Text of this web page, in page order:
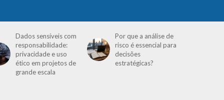
Dados sensíveis com
responsabilidade:
privacidade e uso
ético em projetos de
grande escala
Por que a análise de
risco é essencial para
decisões
estratégicas?